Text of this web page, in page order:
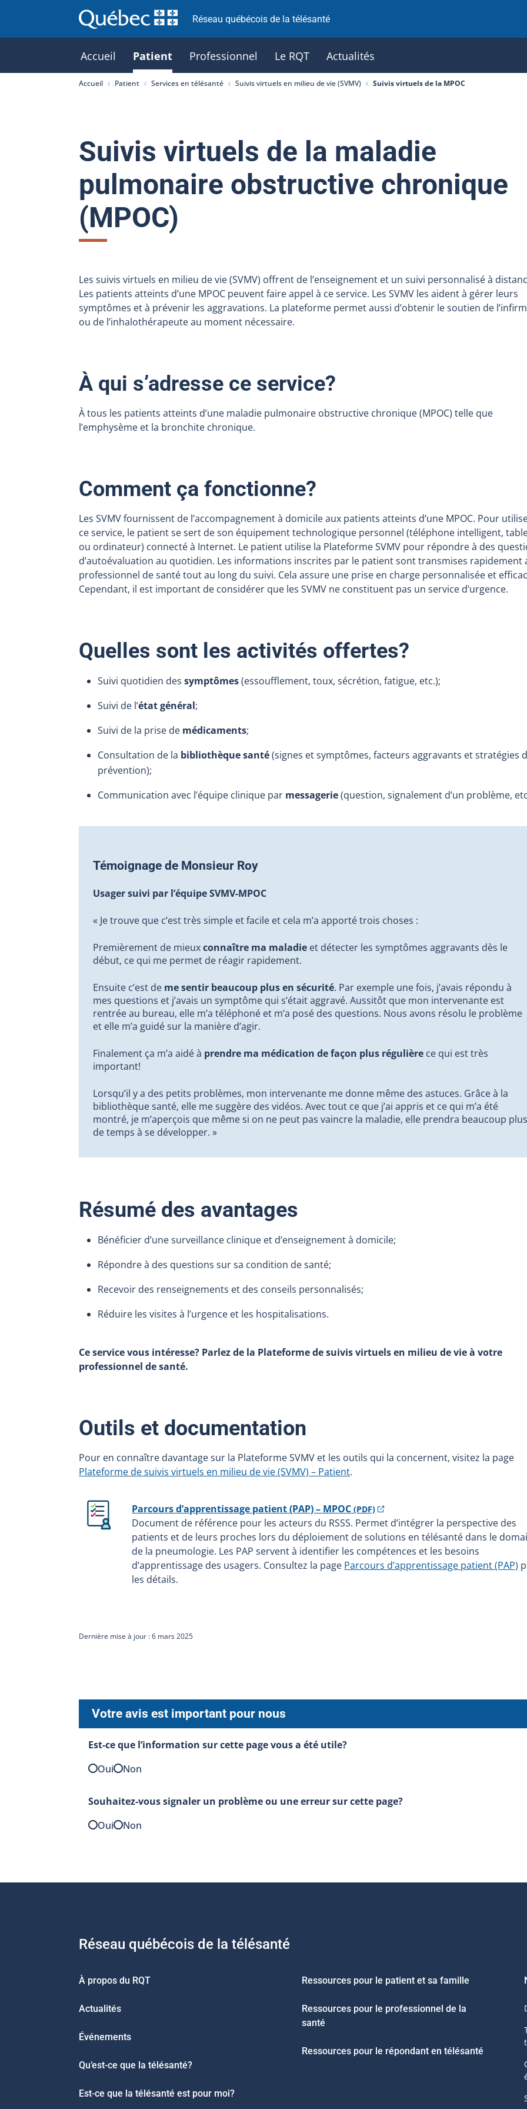
Réseau québécois de la télésanté
Accueil Patient Professionnel Le RQT Actualités
Accueil Patient Services en télésanté Suivis virtuels en milieu de vie (SVMV) Suivis virtuels de la MPOC
Suivis virtuels de la maladie
pulmonaire obstructive chronique
(MPOC)
Les suivis virtuels en milieu de vie (SVMV) offrent de l’enseignement et un suivi personnalisé à
Les patients atteints d’une MPOC peuvent faire appel à ce service. Les SVMV les aident à gérer leurs
symptômes et à prévenir les aggravations. La plateforme permet aussi d’obtenir le soutien de
ou de l’inhalothérapeute au moment nécessaire.
À qui s’adresse ce service?
À tous les patients atteints d’une maladie pulmonaire obstructive chronique (MPOC) telle que
l’emphysème et la bronchite chronique.
Comment ça fonctionne?
Les SVMV fournissent de l’accompagnement à domicile aux patients atteints d’une MPOC. Pour
ce service, le patient se sert de son équipement technologique personnel (téléphone intelligent,
ou ordinateur) connecté à Internet. Le patient utilise la Plateforme SVMV pour répondre à des
d’autoévaluation au quotidien. Les informations inscrites par le patient sont transmises rapidement
professionnel de santé tout au long du suivi. Cela assure une prise en charge personnalisée et
Cependant, il est important de considérer que les SVMV ne constituent pas un service d’urgence.
Quelles sont les activités offertes?
Suivi quotidien dessymptômes(essoufflement, toux, sécrétion, fatigue, etc.);
Suivi de l’état général;
Suivi de la prise de médicaments;
Consultation de la bibliothèque santé(signes et symptômes, facteurs aggravants et stratégies
prévention);
Communication avec l’équipe clinique par messagerie(question, signalement d’un problème,
Témoignage de Monsieur Roy
Usager suivi par l’équipe SVMV-MPOC
« Je trouve que c’est très simple et facile et cela m’a apporté trois choses :
Premièrement de mieuxconnaître ma maladie et détecter les symptômes aggravants dès le
début, ce qui me permet de réagir rapidement.
Ensuite c’est de me sentir beaucoup plus en sécurité. Par exemple une fois, j’avais répondu à
mes questions et j’avais un symptôme qui s’était aggravé. Aussitôt que mon intervenante est
rentrée au bureau, elle m’a téléphoné et m’a posé des questions. Nous avons résolu le problème
et elle m’a guidé sur la manière d’agir.
Finalement ça m’a aidé à prendre ma médication de façon plus régulière ce qui est très
important!
Lorsqu’il y a des petits problèmes, mon intervenante me donne même des astuces. Grâce à la
bibliothèque santé, elle me suggère des vidéos. Avec tout ce que j’ai appris et ce qui m’a été
montré, je m’aperçois que même si on ne peut pas vaincre la maladie, elle prendra beaucoup
de temps à se développer. »
Résumé des avantages
Bénéficier d’une surveillance clinique et d’enseignement à domicile;
Répondre à des questions sur sa condition de santé;
Recevoir des renseignements et des conseils personnalisés;
Réduire les visites à l’urgence et les hospitalisations.
Ce service vous intéresse? Parlez de la Plateforme de suivis virtuels en milieu de vie à votre
professionnel de santé.
Outils et documentation
Pour en connaître davantage sur la Plateforme SVMV et les outils qui la concernent, visitez la page
Plateforme de suivis virtuels en milieu de vie (SVMV) – Patient.
Parcours d’apprentissage patient (PAP) – MPOC (PDF)
Document de référence pour les acteurs du RSSS. Permet d’intégrer la perspective des
patients et de leurs proches lors du déploiement de solutions en télésanté dans le
de la pneumologie. Les PAP servent à identifier les compétences et les besoins
d’apprentissage des usagers. Consultez la page Parcours d’apprentissage patient (PAP)
les détails.
Dernière mise à jour : 6 mars 2025
Votre avis est important pour nous
Est-ce que l’information sur cette page vous a été utile?
Oui
Non
Souhaitez-vous signaler un problème ou une erreur sur cette page?
Oui
Non
Réseau québécois de la télésanté
À propos du RQT
Actualités
Événements
Qu’est-ce que la télésanté?
Est-ce que la télésanté est pour moi?
Ressources pour le patient et sa famille
Ressources pour le professionnel de la
santé
Ressources pour le répondant en télésanté